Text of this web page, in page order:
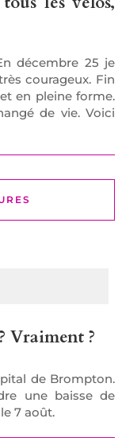
décembre 25 je
courageux. Fin
en pleine forme.
de vie. Voici
Vraiment ?
de Brompton.
une baisse de
7 août.